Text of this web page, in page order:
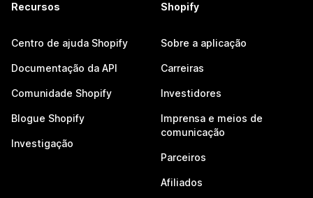
Recursos
Centro de ajuda Shopify
Documentação da API
Comunidade Shopify
Blogue Shopify
Investigação
Shopify
Sobre a aplicação
Carreiras
Investidores
Imprensa e meios de
comunicação
Parceiros
Afiliados